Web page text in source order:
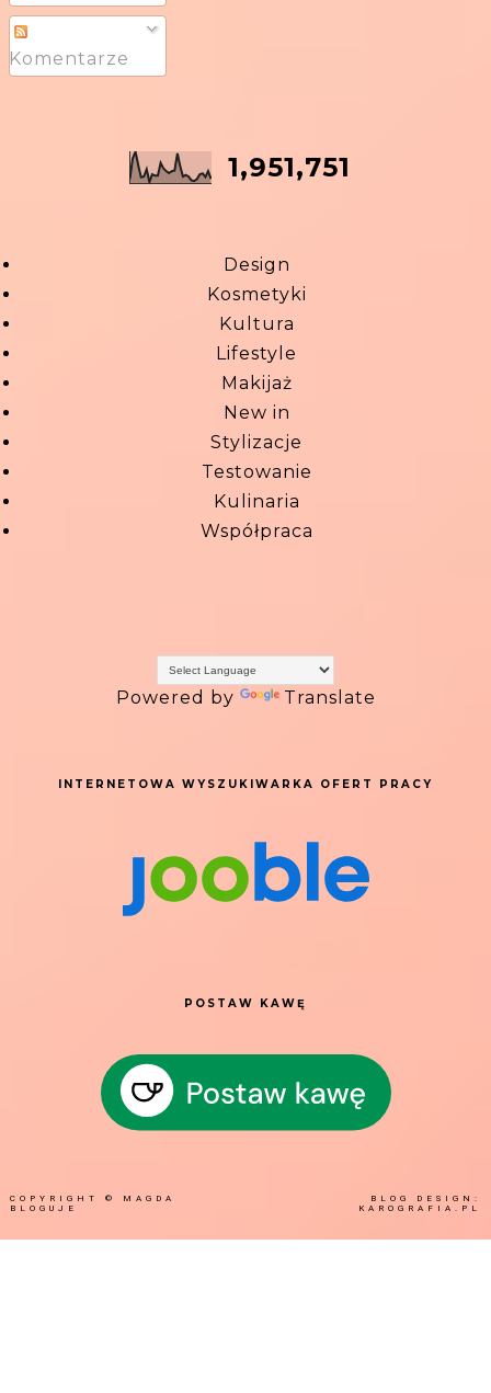
Komentarze
1,951,751
Design
Kosmetyki
Kultura
Lifestyle
Makijaż
New in
Stylizacje
Testowanie
Kulinaria
Współpraca
Powered by Translate
INTERNETOWA WYSZUKIWARKA OFERT PRACY
POSTAW KAWĘ
COPYRIGHT ©
MAGDA
BLOGUJE
BLOG DESIGN:
KAROGRAFIA.PL